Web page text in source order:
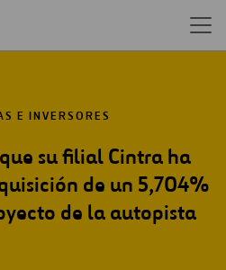
E INVERSORES
su filial Cintra ha
de un 5,704%
de la autopista